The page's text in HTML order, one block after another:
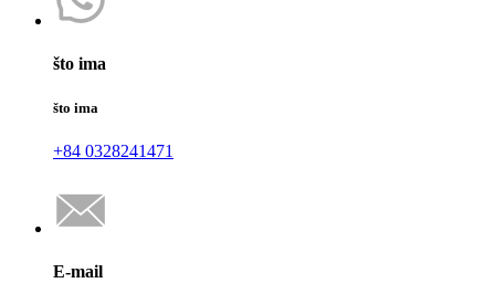
što ima
što ima
+84 0328241471
E-mail